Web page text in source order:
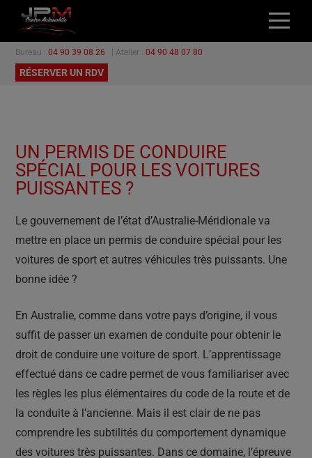
ACCUEIL
NOS VÉHICULES
PROMOTIONS
CONTACT
Bureau : 04 90 39 08 26 | Atelier : 04 90 48 07 80
RÉSERVER UN RDV
UN PERMIS DE CONDUIRE
SPÉCIAL POUR LES VOITURES
PUISSANTES ?
Le gouvernement de l’état d’Australie-Méridionale va
mettre en place un permis de conduire spécial pour les
voitures de sport et autres véhicules très puissants. Une
bonne idée ?
En Australie, comme dans votre pays d’origine, il vous
suffit de passer un examen de conduite pour obtenir le
droit de conduire une voiture de sport. L’apprentissage
effectué dans ce cadre permet de vous familiariser avec
les règles les plus élémentaires du code de la route et de
la conduite à l’ancienne. Mais il est clair de ne pas
comprendre les subtilités du comportement dynamique
des voitures très puissantes. Dans ce domaine, l’épreuve